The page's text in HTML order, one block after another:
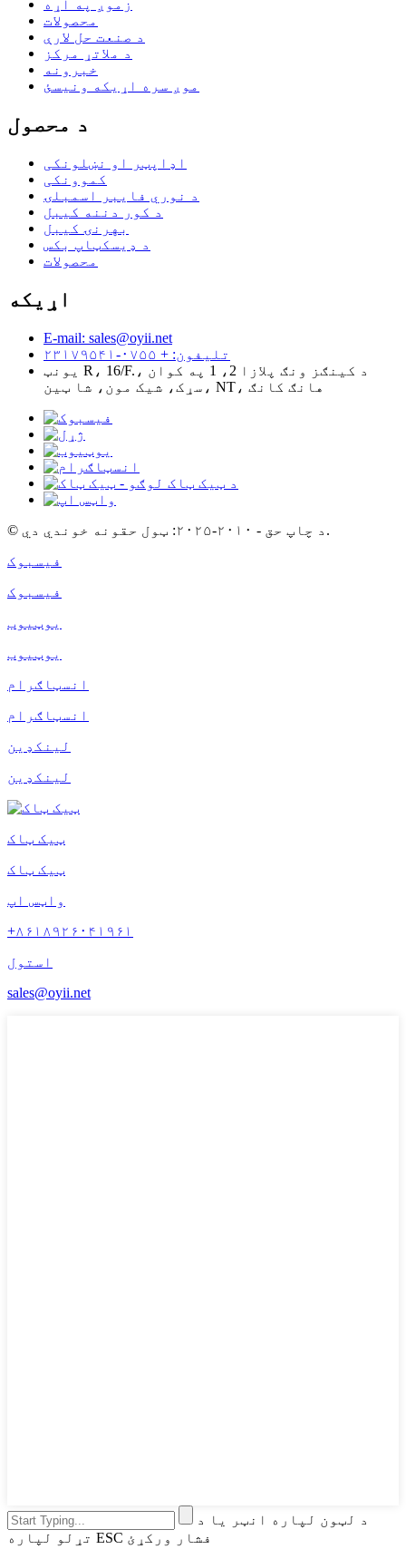
زموږ په اړه
محصولات
د صنعت حل لارې
د ملاتړ مرکز
خبرونه
موږ سره اړیکه ونیسئ
د محصول
اډاپټر او نښلونکی
کموونکی
د نوري فایبر اسمبلۍ
د کور دننه کیبل
بهرنۍ کیبل
د ډیسکټاپ بکس
محصولات
اړیکه
E-mail: sales@oyii.net
تلیفون: + ۰۷۵۵-۲۳۱۷۹۵۴۱
یونټ R، 16/F.، د کینګز ونګ پلازا 2، 1 په کوان
سړک، شیک مون، شا ټین، NT، هانګ کانګ
© د چاپ حق - ۲۰۱۰-۲۰۲۵: ټول حقونه خوندي دي.
فیسبوک
فیسبوک
یوټیوب
یوټیوب
انسټاګرام
انسټاګرام
لینکډین
لینکډین
ټیک ټاک
ټیک ټاک
واټس اپ
+۸۶۱۸۹۲۶۰۴۱۹۶۱
استول
sales@oyii.net
د لټون لپاره انټر یا د
تړلو لپاره ESC فشار ورکړئ